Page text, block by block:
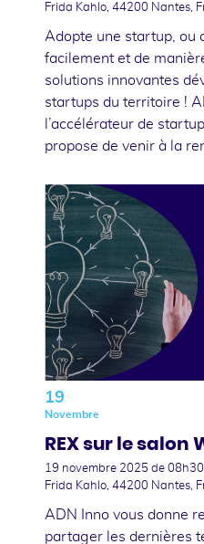
Frida Kahlo, 44200 Nantes,
Adopte une startup, ou
facilement et de
solutions innovantes
startups du territoire !
l’accélérateur de
propose de venir à la
19
Novembre
REX sur le salon
19 novembre 2025 de
Frida Kahlo, 44200 Nantes,
ADN Inno vous donne
partager les dernières